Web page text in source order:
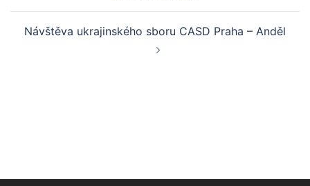
Návštěva ukrajinského sboru CASD Praha – Anděl